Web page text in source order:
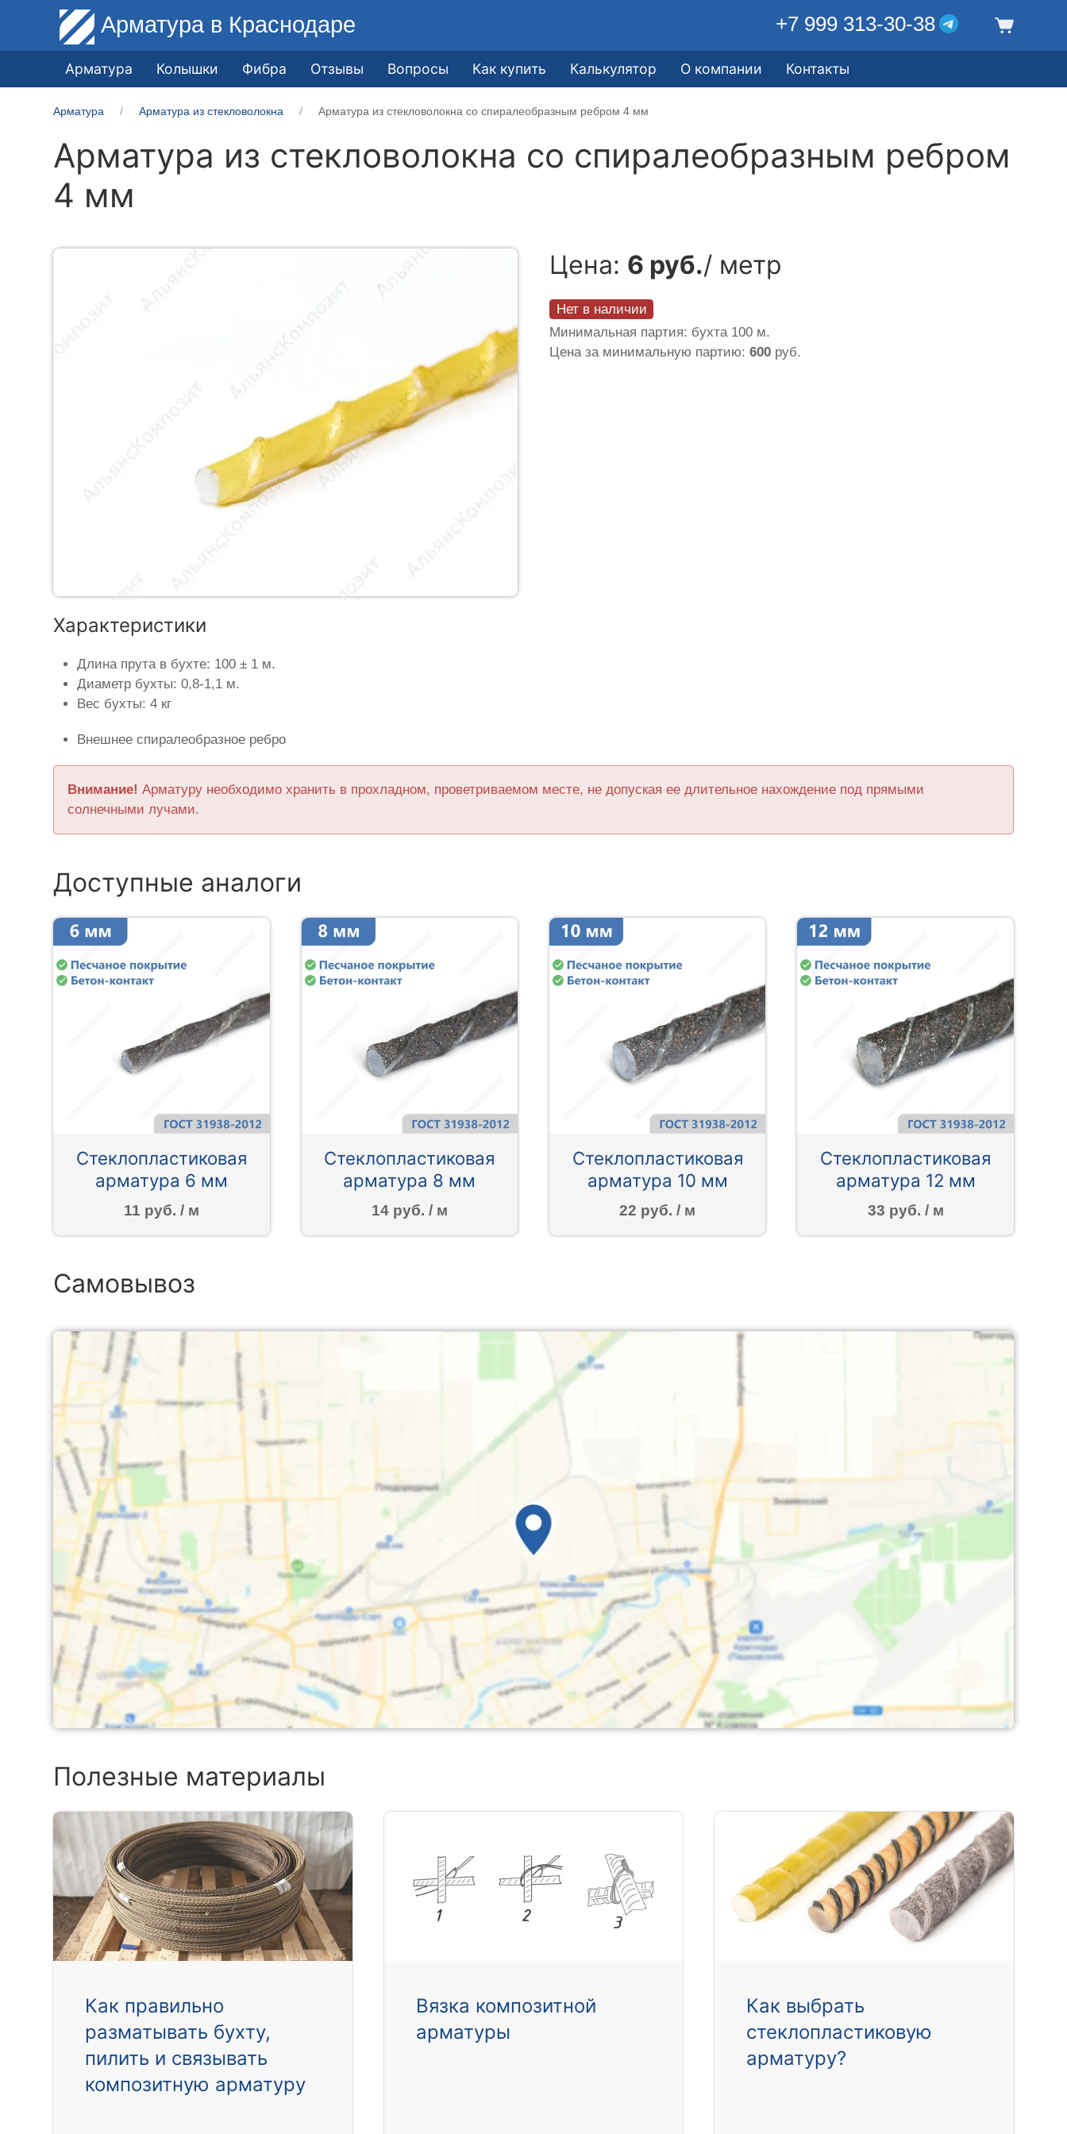
Арматура в Краснодаре +7 999 313-30-38
Арматура Колышки Фибра Отзывы Вопросы Как купить Калькулятор О компании Контакты
Арматура Арматура из стекловолокна Арматура из стекловолокна со спиралеобразным ребром 4 мм
Арматура из стекловолокна со спиралеобразным ребром
4 мм
Цена: 6 руб./ метр
Нет в наличии
Минимальная партия: бухта 100 м.
Цена за минимальную партию: 600 руб.
Характеристики
Длина прута в бухте: 100 ± 1 м.
Диаметр бухты: 0,8-1,1 м.
Вес бухты: 4 кг
Внешнее спиралеобразное ребро
Внимание! Арматуру необходимо хранить в прохладном, проветриваемом месте, не допуская ее длительное нахождение под прямыми
солнечными лучами.
Доступные аналоги
Стеклопластиковая
арматура 6 мм
11 руб. / м
Стеклопластиковая
арматура 8 мм
14 руб. / м
Стеклопластиковая
арматура 10 мм
22 руб. / м
Стеклопластиковая
арматура 12 мм
33 руб. / м
Самовывоз
Полезные материалы
Как правильно
разматывать бухту,
пилить и связывать
композитную арматуру
Вязка композитной
арматуры
Как выбрать
стеклопластиковую
арматуру?